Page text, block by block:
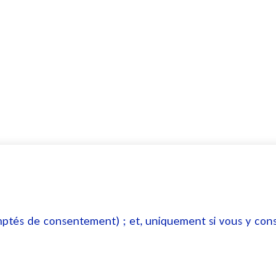
de consentement) ; et, uniquement si vous y